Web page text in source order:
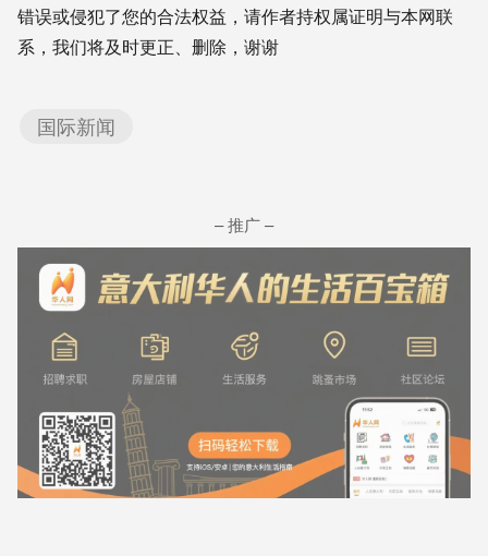
错误或侵犯了您的合法权益，请作者持权属证明与本网联
系，我们将及时更正、删除，谢谢
国际新闻
– 推广 –